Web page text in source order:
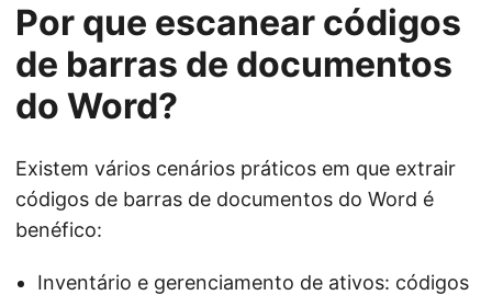
Por que escanear códigos
de barras de documentos
do Word?
Existem vários cenários práticos em que extrair
códigos de barras de documentos do Word é
benéfico:
Inventário e gerenciamento de ativos: códigos